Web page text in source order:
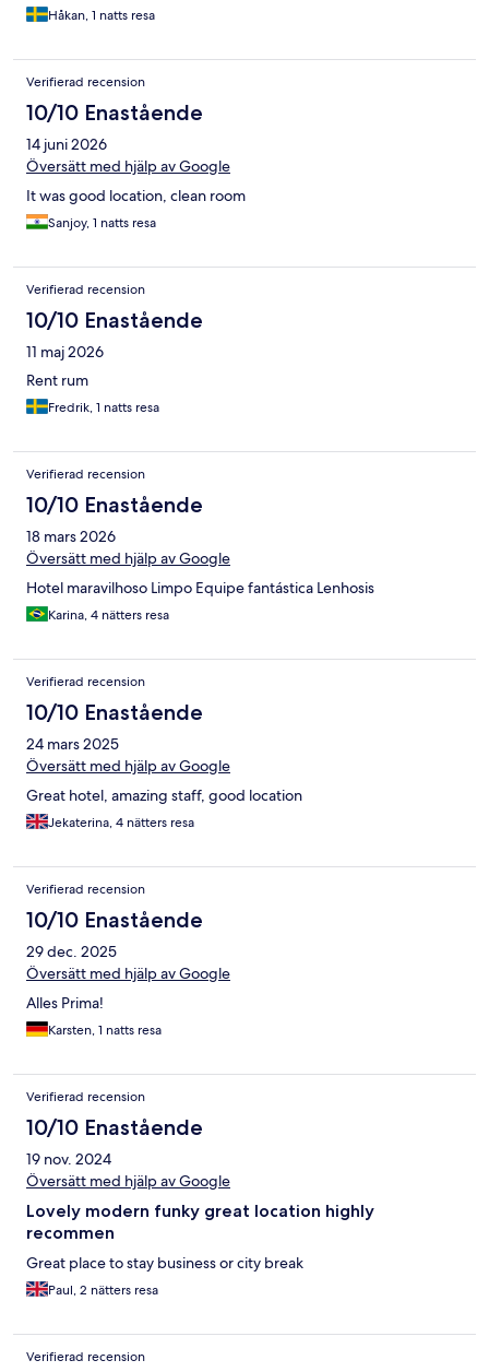
Håkan, 1 natts resa
Verifierad recension
10/10 Enastående
14 juni 2026
Översätt med hjälp av Google
It was good location, clean room
Sanjoy, 1 natts resa
Verifierad recension
10/10 Enastående
11 maj 2026
Rent rum
Fredrik, 1 natts resa
Verifierad recension
10/10 Enastående
18 mars 2026
Översätt med hjälp av Google
Hotel maravilhoso Limpo Equipe fantástica Lenhosis
Karina, 4 nätters resa
Verifierad recension
10/10 Enastående
24 mars 2025
Översätt med hjälp av Google
Great hotel, amazing staff, good location
Jekaterina, 4 nätters resa
Verifierad recension
10/10 Enastående
29 dec. 2025
Översätt med hjälp av Google
Alles Prima!
Karsten, 1 natts resa
Verifierad recension
10/10 Enastående
19 nov. 2024
Översätt med hjälp av Google
Lovely modern funky great location highly
recommen
Great place to stay business or city break
Paul, 2 nätters resa
Verifierad recension